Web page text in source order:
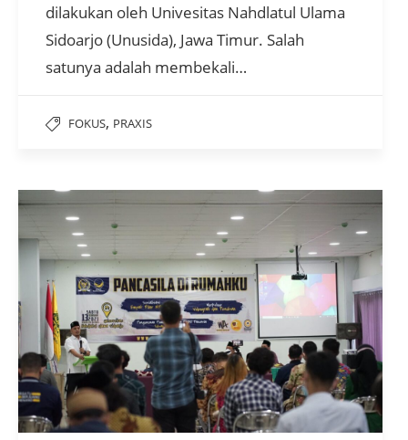
dilakukan oleh Univesitas Nahdlatul Ulama
Sidoarjo (Unusida), Jawa Timur. Salah
satunya adalah membekali…
FOKUS, PRAXIS